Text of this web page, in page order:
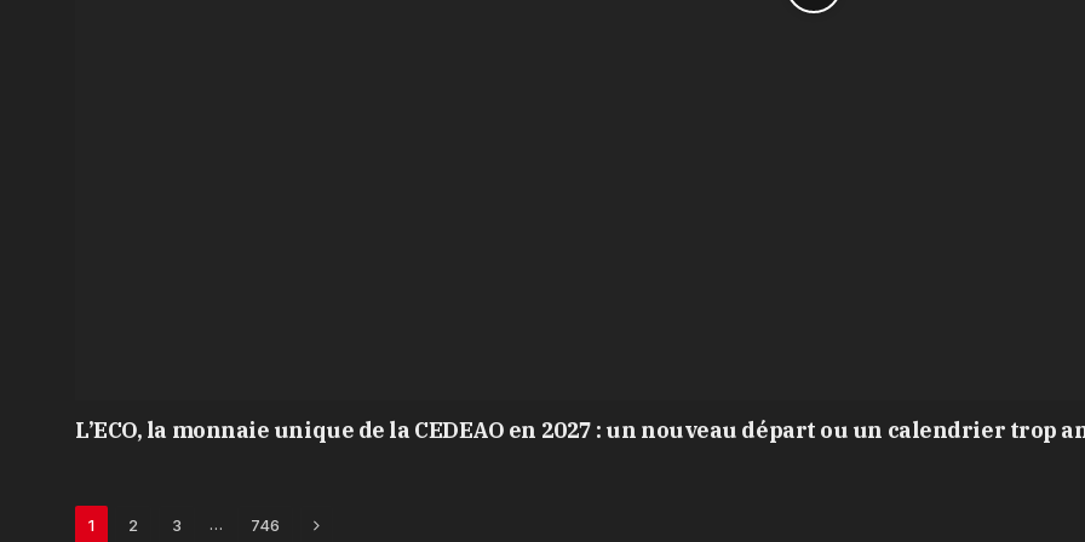
L’ECO, la monnaie unique de la CEDEAO en 2027 : un nouveau départ ou un calendrier trop
1 2 3 … 746 Next